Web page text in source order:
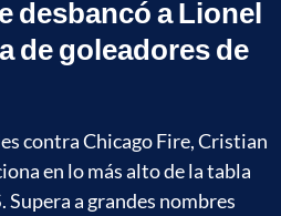
desbancó a Lionel
de goleadores de
contra Chicago Fire, Cristian
en lo más alto de la tabla
Supera a grandes nombres